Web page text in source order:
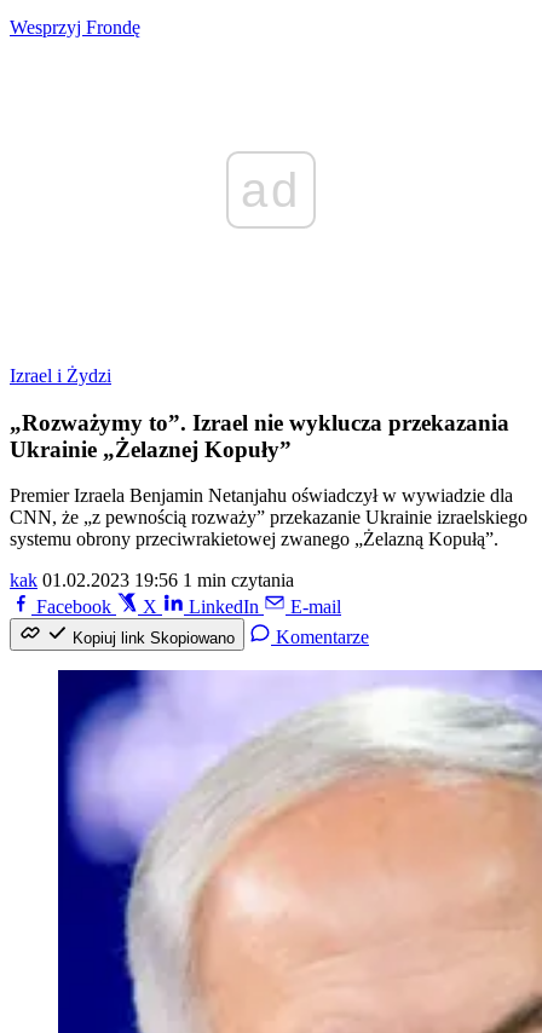
Wesprzyj Frondę
ad
Izrael i Żydzi
„Rozważymy to”. Izrael nie wyklucza przekazania
Ukrainie „Żelaznej Kopuły”
Premier Izraela Benjamin Netanjahu oświadczył w wywiadzie dla
CNN, że „z pewnością rozważy” przekazanie Ukrainie izraelskiego
systemu obrony przeciwrakietowej zwanego „Żelazną Kopułą”.
kak 01.02.2023 19:56 1 min czytania
Facebook
X LinkedIn E-mail
Kopiuj link Skopiowano Komentarze